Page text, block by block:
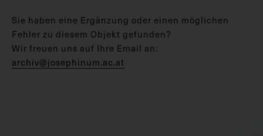
Sie haben eine Ergänzung oder einen möglichen
Fehler zu diesem Objekt gefunden?
Wir freuen uns auf Ihre Email an:
archiv@josephinum.ac.at